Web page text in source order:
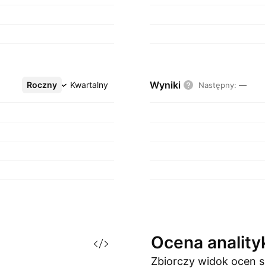
Roczny Kwartalny
Więcej Wyniki Następny: —
Ocena
Zbiorczy widok ocen